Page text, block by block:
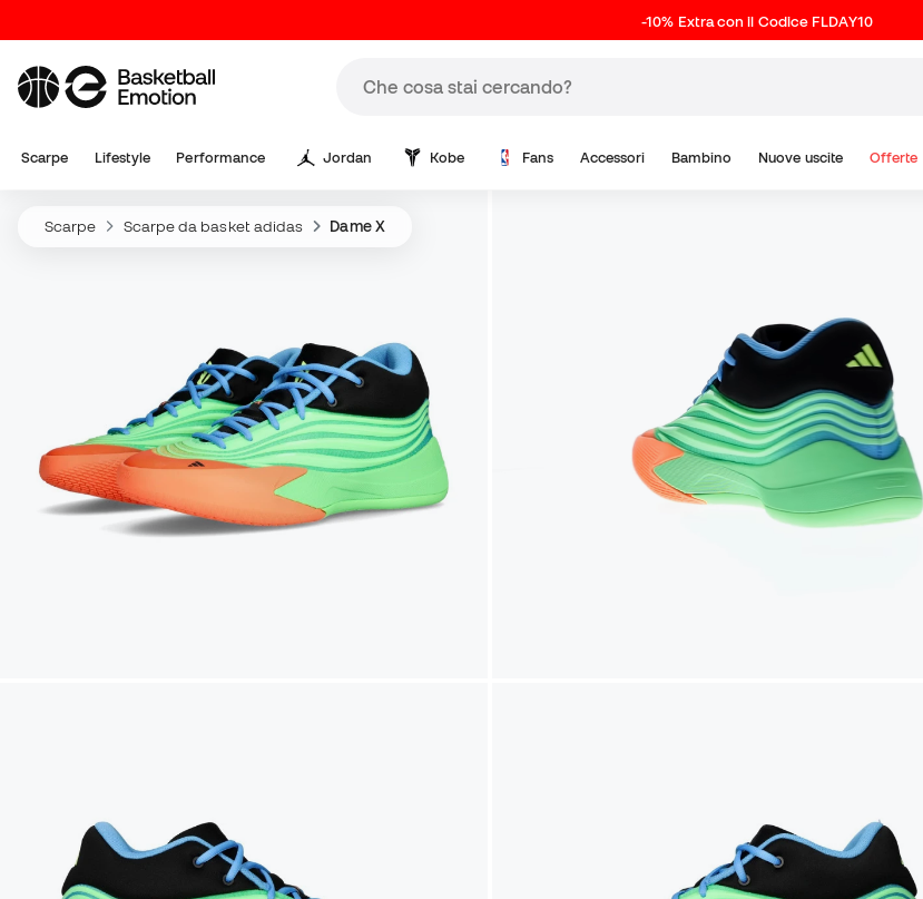
-10% Extra con il Codice FLDAY10
Scarpe Lifestyle Performance Jordan Kobe Fans Accessori Bambino Nuove uscite Offerte
Scarpe Scarpe da basket adidas Dame X